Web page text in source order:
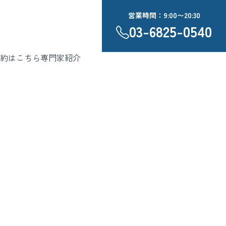
はこちら専門家紹介
営業時間：9:00〜20:30
03-6825-0540